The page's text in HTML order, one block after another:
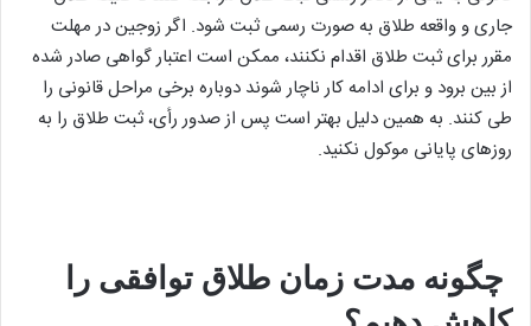
جاری و واقعه طلاق به صورت رسمی ثبت شود. اگر زوجین در مهلت
مقرر برای ثبت طلاق اقدام نکنند، ممکن است اعتبار گواهی صادر شده
از بین برود و برای ادامه کار ناچار شوند دوباره برخی مراحل قانونی را
طی کنند. به همین دلیل بهتر است پس از صدور رأی، ثبت طلاق را به
روزهای پایانی موکول نکنید.
چگونه مدت زمان طلاق توافقی را